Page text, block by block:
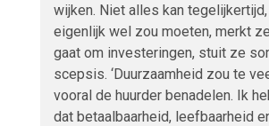
wijken. Niet alles kan
eigenlijk wel zou moeten, merkt
gaat om investeringen, stuit ze
scepsis. ‘Duurzaamheid zou te
vooral de huurder benadelen. Ik
dat betaalbaarheid, leefbaarheid